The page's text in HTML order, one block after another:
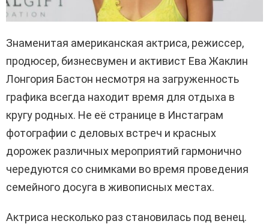
Знаменитая американская актриса, режиссер,
продюсер, бизнесвумен и активист Ева Жаклин
Лонгория Бастон несмотря на загруженность
графика всегда находит время для отдыха в
кругу родных. Не её странице в Инстаграм
фотографии с деловых встреч и красных
дорожек различных мероприятий гармонично
чередуются со снимками во время проведения
семейного досуга в живописных местах.
Актриса несколько раз становилась под венец.